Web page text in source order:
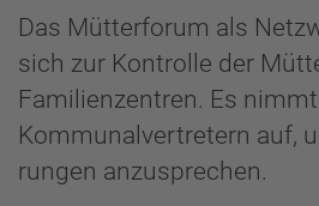
Das Mütterforum als
sich zur Kontrolle der
Familienzentren. Es
Kommunalvertretern auf,
rungen anzusprechen.